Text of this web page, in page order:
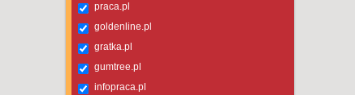
praca.pl
goldenline.pl
gratka.pl
gumtree.pl
infopraca.pl